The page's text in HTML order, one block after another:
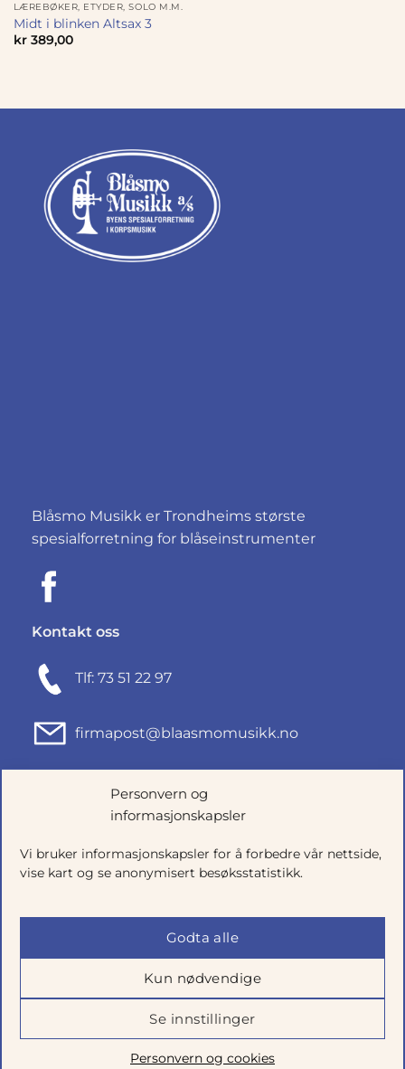
Personvern og
informasjonskapsler
Vi bruker informasjonskapsler for å forbedre vår nettside,
vise kart og se anonymisert besøksstatistikk.
Godta alle
Kun nødvendige
Se innstillinger
Personvern og cookies
LÆREBØKER, ETYDER, SOLO M.M.
Midt i blinken Altsax 3
kr389,00
Blåsmo Musikk er Trondheims største
spesialforretning for blåseinstrumenter
Kontakt oss
Tlf: 73 51 22 97
firmapost@blaasmomusikk.no
Fjordgata 46, 7010 TRONDHEIM
Salgsbetingelser|Personvern|Cookie-innstillinger
Utviklet avTalkto